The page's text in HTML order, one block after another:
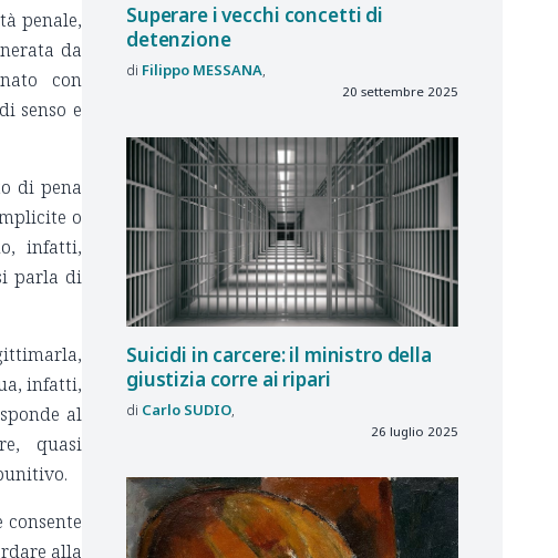
penale,
da
con
senso e
di pena
o
infatti,
parla di
infatti,
al
quasi
alla
Superare i vecchi concetti di
detenzione
Filippo MESSANA
20 settembre 2025
Suicidi in carcere: il ministro della
giustizia corre ai ripari
Carlo SUDIO
26 luglio 2025